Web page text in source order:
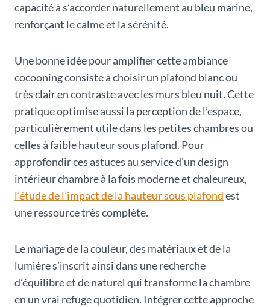
capacité à s’accorder naturellement au bleu marine,
renforçant le calme et la sérénité.
Une bonne idée pour amplifier cette ambiance
cocooning consiste à choisir un plafond blanc ou
très clair en contraste avec les murs bleu nuit. Cette
pratique optimise aussi la perception de l’espace,
particulièrement utile dans les petites chambres ou
celles à faible hauteur sous plafond. Pour
approfondir ces astuces au service d’un design
intérieur chambre à la fois moderne et chaleureux,
l’étude de l’impact de la hauteur sous plafondest
une ressource très complète.
Le mariage de la couleur, des matériaux et de la
lumière s’inscrit ainsi dans une recherche
d’équilibre et de naturel qui transforme la chambre
en un vrai refuge quotidien. Intégrer cette approche